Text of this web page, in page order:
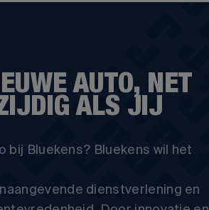
AUTO, NET
ALS JIJ
bij Bluekens? Bluekens wil het
dienstverlening en